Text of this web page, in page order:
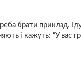
брати приклад.
і кажуть: “У вас